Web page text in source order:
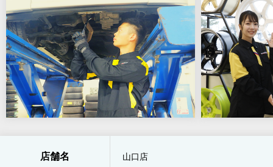
店舗名 山口店